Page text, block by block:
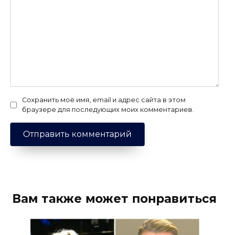
Сохранить моё имя, email и адрес сайта в этом
браузере для последующих моих комментариев.
Вам также может понравиться